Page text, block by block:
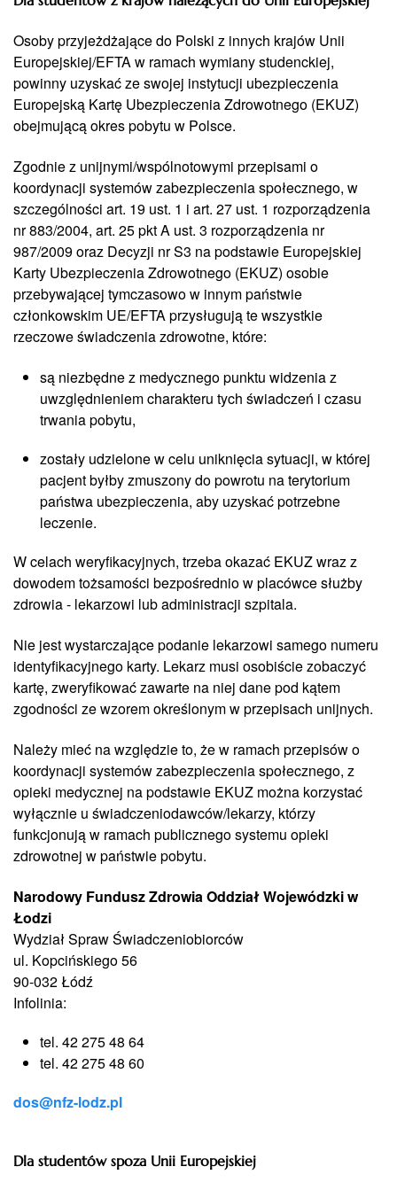
Osoby przyjeżdżające do Polski z innych krajów Unii
Europejskiej/EFTA w ramach wymiany studenckiej,
powinny uzyskać ze swojej instytucji ubezpieczenia
Europejską Kartę Ubezpieczenia Zdrowotnego (EKUZ)
obejmującą okres pobytu w Polsce.
Zgodnie z unijnymi/wspólnotowymi przepisami o
koordynacji systemów zabezpieczenia społecznego, w
szczególności art. 19 ust. 1 i art. 27 ust. 1 rozporządzenia
nr 883/2004, art. 25 pkt A ust. 3 rozporządzenia nr
987/2009 oraz Decyzji nr S3 na podstawie Europejskiej
Karty Ubezpieczenia Zdrowotnego (EKUZ) osobie
przebywającej tymczasowo w innym państwie
członkowskim UE/EFTA przysługują te wszystkie
rzeczowe świadczenia zdrowotne, które:
są niezbędne z medycznego punktu widzenia z
uwzględnieniem charakteru tych świadczeń i czasu
trwania pobytu,
zostały udzielone w celu uniknięcia sytuacji, w której
pacjent byłby zmuszony do powrotu na terytorium
państwa ubezpieczenia, aby uzyskać potrzebne
leczenie.
W celach weryfikacyjnych, trzeba okazać EKUZ wraz z
dowodem tożsamości bezpośrednio w placówce służby
zdrowia - lekarzowi lub administracji szpitala.
Nie jest wystarczające podanie lekarzowi samego numeru
identyfikacyjnego karty. Lekarz musi osobiście zobaczyć
kartę, zweryfikować zawarte na niej dane pod kątem
zgodności ze wzorem określonym w przepisach unijnych.
Należy mieć na względzie to, że w ramach przepisów o
koordynacji systemów zabezpieczenia społecznego, z
opieki medycznej na podstawie EKUZ można korzystać
wyłącznie u świadczeniodawców/lekarzy, którzy
funkcjonują w ramach publicznego systemu opieki
zdrowotnej w państwie pobytu.
Narodowy Fundusz Zdrowia Oddział Wojewódzki w
Łodzi
Wydział Spraw Świadczeniobiorców
ul. Kopcińskiego 56
90-032 Łódź
Infolinia:
tel. 42 275 48 64
tel. 42 275 48 60
dos@nfz-lodz.pl
Dla studentów spoza Unii Europejskiej